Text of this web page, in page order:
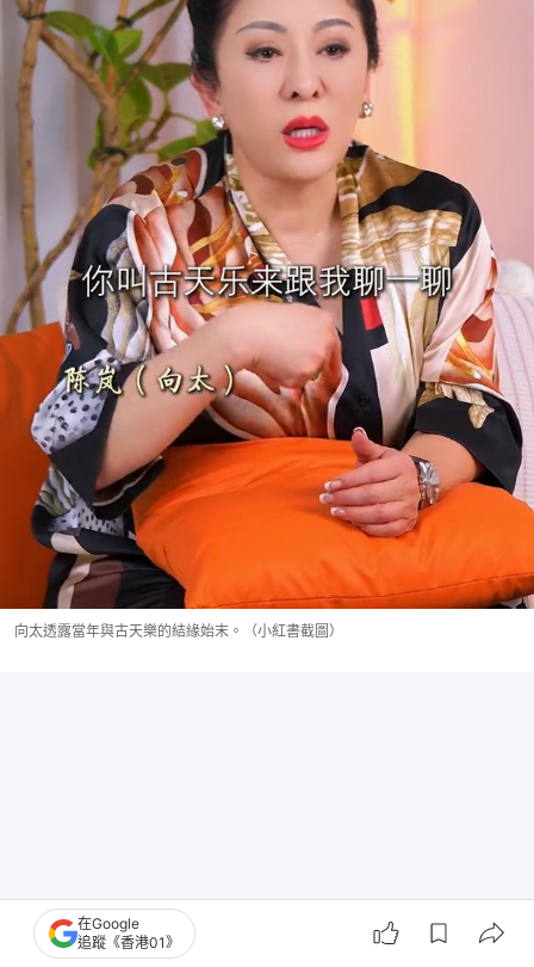
向太透露當年與古天樂的結緣始末。（小紅書截圖）
在Google
追蹤《香港01》